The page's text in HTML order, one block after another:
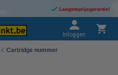
Laagsteprijsgarantie!
Inloggen
Cartridge nummer